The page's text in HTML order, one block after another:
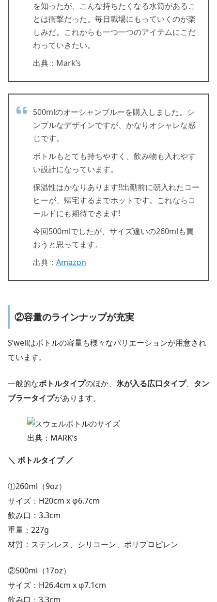
を知ったが、こんな持ちたくなる水筒があるこ
とは衝撃だった。毎日職場にもっていくのが楽
しみだ。これからも一つ一つのアイテムにこだ
わっていきたい。
出典：Mark’s
500mlのオーシャンブルーを購入しました。シ
ンプルなデザインですが、かなりオシャレな感
じです。
ボトルもとても持ちやすく、飲み物も入れやす
い設計になっています。
保温性はかなりあります!!出勤前に朝入れたコー
ヒーが、帰宅するまでホットです。 これならコ
ールドにも期待できます!
今回500mlでしたが、サイズ違いの260mlも買
おうと思ってます。
出典： Amazon
②容量のラインナップが充実
S’wellはボトルの容量も様々なバリエーションが用意され
ています。
一般的なボトルタイプのほか、 氷が入る広口タイプ、 タン
ブラータイプがあります。
出典：MARK’s
＼ ボトルタイプ ／
①260ml（9oz）
サイズ：H20cm x φ6.7cm
飲み口：3.3cm
重量：227g
材質：ステンレス、シリコーン、ポリプロピレン
②500ml（17oz）
サイズ：H26.4cm x φ7.1cm
飲み口：3.3cm